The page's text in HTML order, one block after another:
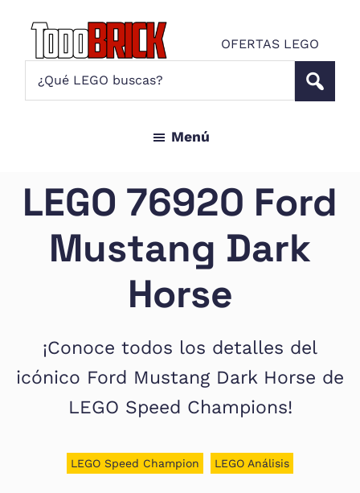
contenido
principal
página
Brick
OFERTAS LEGO
Noticias
Star
Wars
amantes
Menú
LEGO 76920 Ford
Mustang Dark
Horse
¡Conoce todos los detalles del
icónico Ford Mustang Dark Horse de
LEGO Speed Champions!
LEGO Speed Champion LEGO Análisis